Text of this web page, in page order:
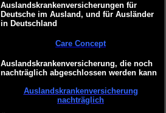
Auslandskrankenversicherungen für
Deutsche im Ausland, und für Ausländer
in Deutschland
Care Concept
Auslandskrankenversicherung, die noch
nachträglich abgeschlossen werden kann
Auslandskrankenversicherung
nachträglich